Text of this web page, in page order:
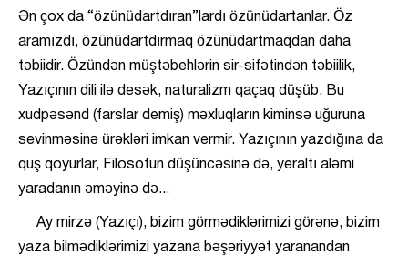
Ən çox da “özünüdartdıran”lardı özünüdartanlar. Öz
aramızdı, özünüdartdırmaq özünüdartmaqdan daha
təbiidir. Özündən müştəbehlərin sir-sifətindən təbiilik,
Yazıçının dili ilə desək, naturalizm qaçaq düşüb. Bu
xudpəsənd (farslar demiş) məxluqların kiminsə uğuruna
sevinməsinə ürəkləri imkan vermir. Yazıçının yazdığına da
quş qoyurlar, Filosofun düşüncəsinə də, yeraltı aləmi
yaradanın əməyinə də...
Ay mirzə (Yazıçı), bizim görmədiklərimizi görənə, bizim
yaza bilmədiklərimizi yazana bəşəriyyət yaranandan